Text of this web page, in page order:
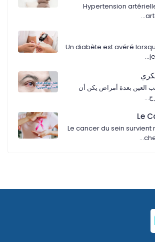
Hypertension
Un diabète est avéré
بعدة أمراض يكن أن
ح…
Le
Le cancer du sein